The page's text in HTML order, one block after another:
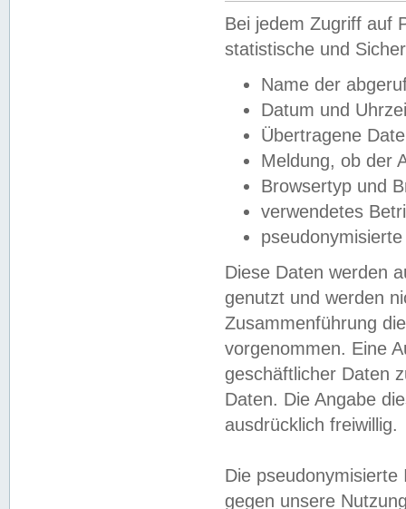
Bei jedem Zugriff auf
statistische und
Name der
Datum und
Übertragene
Meldung, ob der
Browsertyp und
verwendetes
Diese Daten werden
genutzt und werden
Zusammenführung
vorgenommen. Eine
geschäftlicher Daten
Daten. Die Angabe
ausdrücklich freiwillig.
Die
gegen unsere